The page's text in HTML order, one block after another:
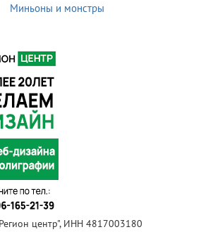
Миньоны и монстры
центр", ИНН 4817003180